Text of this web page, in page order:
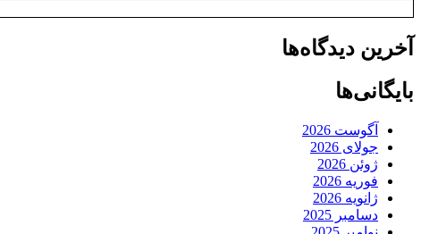
آخرین دیدگاه‌ها
بایگانی‌ها
آگوست 2026
جولای 2026
ژوئن 2026
فوریه 2026
ژانویه 2026
دسامبر 2025